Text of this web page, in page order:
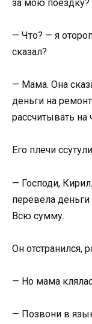
за мою поездку?
— Что? — я
сказал?
— Мама. Она
деньги на
рассчитывать
Его плечи
— Господи,
перевела
Всю сумму.
Он отстранился,
— Но мама
— Позвони в